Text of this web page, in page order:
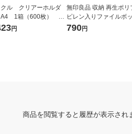
クル クリアーホルダ
1箱（600枚） ス
ード ファイル（イ
シ） オリジナル
円
無印良品 収納 再生ポリ
ピレン入りファイルボッ
ス スタンダードタイプ
790円
商品を閲覧すると履歴が表示され